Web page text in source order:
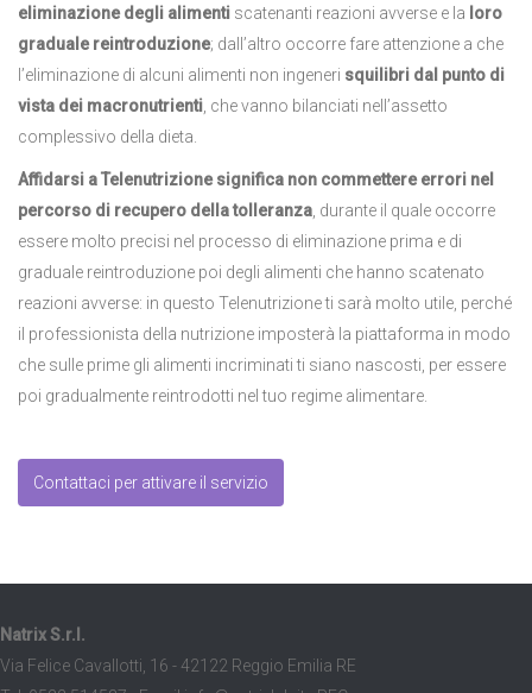
eliminazione degli alimenti scatenanti reazioni avverse e la loro
graduale reintroduzione; dall’altro occorre fare attenzione a che
l’eliminazione di alcuni alimenti non ingeneri squilibri dal punto di
vista dei macronutrienti , che vanno bilanciati nell’assetto
complessivo della dieta.
Affidarsi a Telenutrizione significa non commettere errori nel
percorso di recupero della tolleranza , durante il quale occorre
essere molto precisi nel processo di eliminazione prima e di
graduale reintroduzione poi degli alimenti che hanno scatenato
reazioni avverse: in questo Telenutrizione ti sarà molto utile, perché
il professionista della nutrizione imposterà la piattaforma in modo
che sulle prime gli alimenti incriminati ti siano nascosti, per essere
poi gradualmente reintrodotti nel tuo regime alimentare.
Contattaci per attivare il servizio
Natrix S.r.l.
Via Felice Cavallotti, 16 - 42122 Reggio Emilia RE